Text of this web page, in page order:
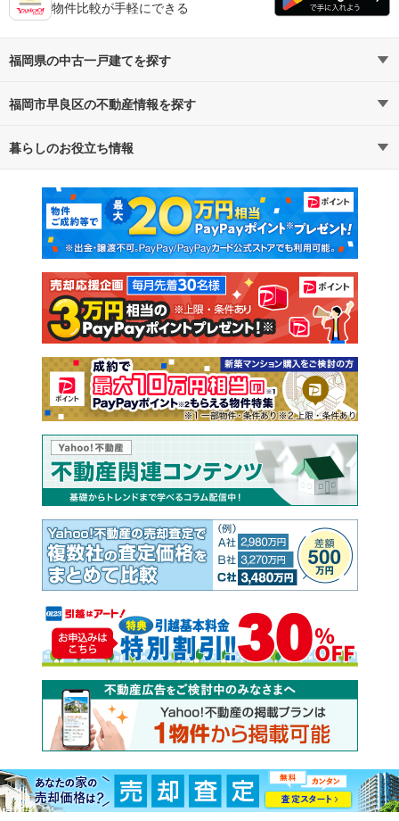
物件比較が手軽にできる
福岡県の中古一戸建てを探す
路線・駅から探す
通勤・通学時間から探す
福岡市早良区の不動産情報を探す
不動産・住宅
新築マンション 中古マンション
新築一戸建て 中古一戸建て
注文住宅 土地
売却査定
暮らしのお役立ち情報
マンションカタログ 教えて！住まいの先生